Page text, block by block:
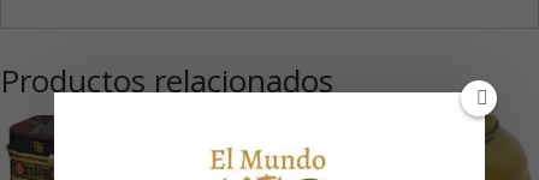
Productos relacionados